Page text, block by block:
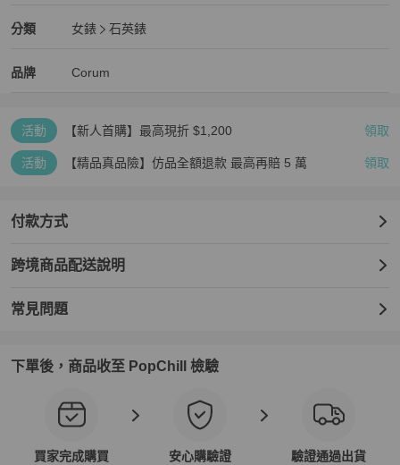
👜本店商品眾多，聊聊訊息於2個日本工作日內回復。
類型：腕錶
材質（錶殼）：不鏽鋼
材質（錶帶）：不鏽鋼
錶盤顏色：象牙色
機芯：石英
手腕尺寸：16厘米/6.29英寸
成色：二手（良好）
賣家排名：AB級
錶盤刮痕/磨損：輕微
錶圈刮痕：輕微
錶殼背面刮痕：輕微
手鐲刮痕：輕微
商品狀況說明：購買前，請參考圖片以了解商品的具體狀況。
分類
Corum 女錶分類資訊
女錶
石英錶
品牌
Corum 精品女錶品牌介紹
Corum
Corum 推薦清單
活動 【新人首購】最高現折 $1,200 領取
活動 【精品真品險】仿品全額退款 最高再賠 5 萬 領取
付款方式
跨境商品配送說明
常見問題
下單後，商品收至 PopChill 檢驗
買家完成購買 安心購驗證 驗證通過出貨